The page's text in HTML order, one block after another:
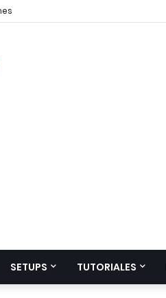
SETUPS TUTORIALES